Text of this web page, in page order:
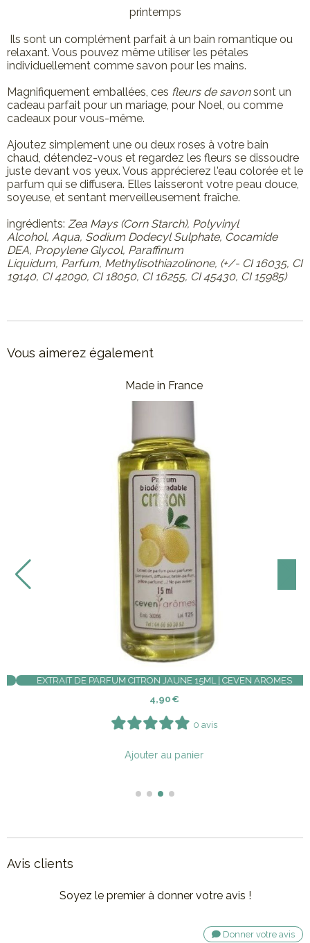
printemps
Ils sont un complément parfait à un bain romantique ou
relaxant. Vous pouvez même utiliser les pétales
individuellement comme savon pour les mains.
Magnifiquement emballées, ces fleurs de savonsont un
cadeau parfait pour un mariage, pour Noel, ou comme
cadeaux pour vous-même.
Ajoutez simplement une ou deux roses à votre bain
chaud, détendez-vous et regardez les fleurs se dissoudre
juste devant vos yeux. Vous apprécierez l'eau colorée et le
parfum qui se diffusera. Elles laisseront votre peau douce,
soyeuse, et sentant merveilleusement fraîche.
ingrédients: Zea Mays (Corn Starch), Polyvinyl
Alcohol, Aqua, Sodium Dodecyl Sulphate, Cocamide
DEA, Propylene Glycol, Paraffinum
Liquidum, Parfum, Methylisothiazolinone, (+/- CI 16035, CI
19140, CI 42090, CI 18050, CI 16255, CI 45430, CI 15985)
Vous aimerez également
DE BAIN BIO AU LAIT D'ÂNESSE X 5 | OLEANAT
0 avis
Ajouter au panier
Avis clients
Soyez le premier à donner votre avis !
Donner votre avis